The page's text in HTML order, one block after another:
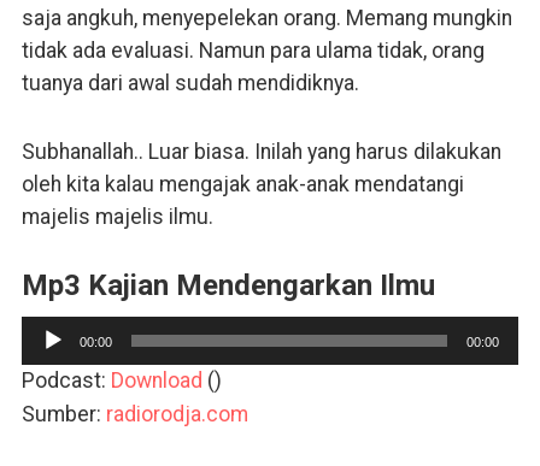
saja angkuh, menyepelekan orang. Memang mungkin
tidak ada evaluasi. Namun para ulama tidak, orang
tuanya dari awal sudah mendidiknya.
Subhanallah.. Luar biasa. Inilah yang harus dilakukan
oleh kita kalau mengajak anak-anak mendatangi
majelis majelis ilmu.
Mp3 Kajian Mendengarkan Ilmu
Pemutar
Audio
00:00 00:00
Podcast: Download ()
Sumber: radiorodja.com